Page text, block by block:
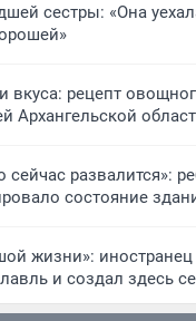
сестры: «Она
вкуса: рецепт
Архангельской
сейчас развалится»:
состояние
жизни»:
и создал здесь